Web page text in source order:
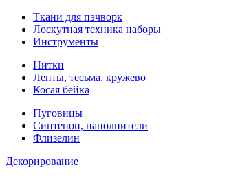
Ткани для пэчворк
Лоскутная техника наборы
Инструменты
Нитки
Ленты, тесьма, кружево
Косая бейка
Пуговицы
Синтепон, наполнители
Флизелин
Декорирование